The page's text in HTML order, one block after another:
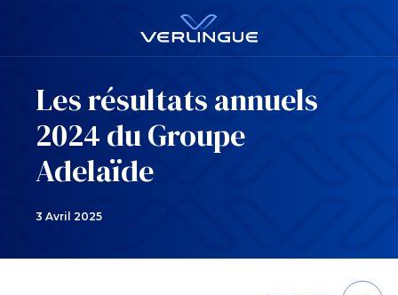
Les résultats annuels
2024 du Groupe
Adelaïde
3 Avril 2025